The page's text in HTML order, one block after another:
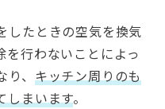
したときの空気を換気
を行わないことによっ
、 キッチン周りのも
しまいます。